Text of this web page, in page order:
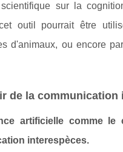
scientifique sur la
outil pourrait être
d'animaux, ou encore
de la communication
artificielle comme
interespèces.